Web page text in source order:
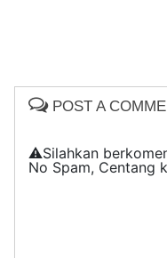
POST A
⚠️Silahkan
No Spam, Centang